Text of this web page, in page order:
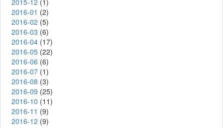
2015-12 (1)
2016-01 (2)
2016-02 (5)
2016-03 (6)
2016-04 (17)
2016-05 (22)
2016-06 (6)
2016-07 (1)
2016-08 (3)
2016-09 (25)
2016-10 (11)
2016-11 (9)
2016-12 (9)